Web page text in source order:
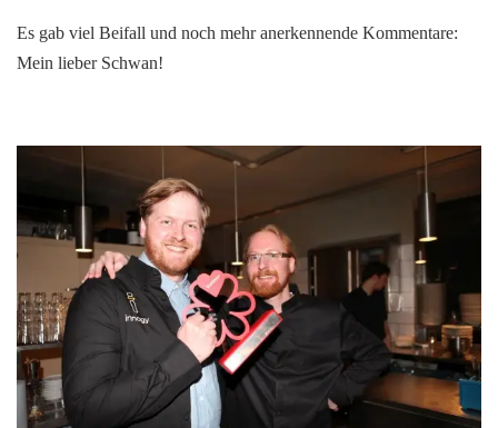
Es gab viel Beifall und noch mehr anerkennende Kommentare:
Mein lieber Schwan!